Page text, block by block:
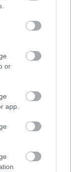
or
app.
jár a
este jelent meg
Hivatalos